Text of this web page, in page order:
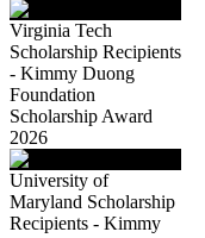
Virginia Tech
Scholarship Recipients
- Kimmy Duong
Foundation
Scholarship Award
2026
University of
Maryland Scholarship
Recipients - Kimmy